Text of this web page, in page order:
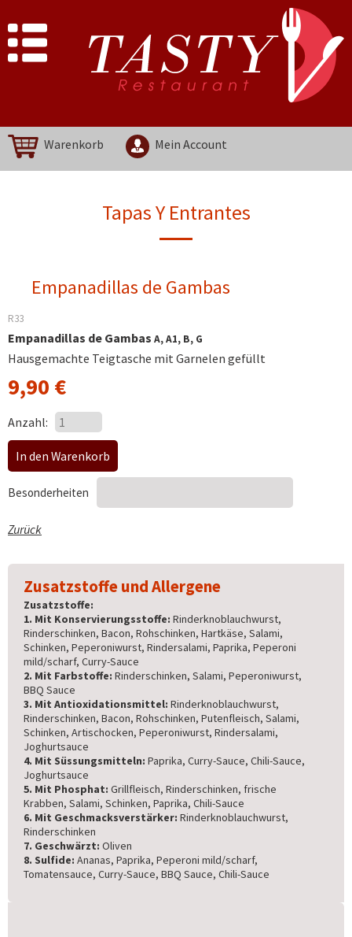
Warenkorb Mein Account
Tapas Y Entrantes
Empanadillas de Gambas
R33
Empanadillas de Gambas A, A1, B, G
Hausgemachte Teigtasche mit Garnelen gefüllt
9,90 €
Anzahl:
Besonderheiten
Zurück
Zusatzstoffe und Allergene
Zusatzstoffe:
1. Mit Konservierungsstoffe: Rinderknoblauchwurst,
Rinderschinken, Bacon, Rohschinken, Hartkäse, Salami,
Schinken, Peperoniwurst, Rindersalami, Paprika, Peperoni
mild/scharf, Curry-Sauce
2. Mit Farbstoffe: Rinderschinken, Salami, Peperoniwurst,
BBQ Sauce
3. Mit Antioxidationsmittel: Rinderknoblauchwurst,
Rinderschinken, Bacon, Rohschinken, Putenfleisch, Salami,
Schinken, Artischocken, Peperoniwurst, Rindersalami,
Joghurtsauce
4. Mit Süssungsmitteln: Paprika, Curry-Sauce, Chili-Sauce,
Joghurtsauce
5. Mit Phosphat: Grillfleisch, Rinderschinken, frische
Krabben, Salami, Schinken, Paprika, Chili-Sauce
6. Mit Geschmacksverstärker: Rinderknoblauchwurst,
Rinderschinken
7. Geschwärzt: Oliven
8. Sulfide: Ananas, Paprika, Peperoni mild/scharf,
Tomatensauce, Curry-Sauce, BBQ Sauce, Chili-Sauce